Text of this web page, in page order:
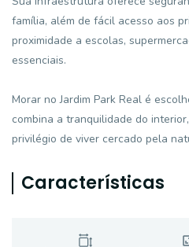
família, além de fácil acesso aos
proximidade a escolas,
essenciais.
Morar no Jardim Park Real é
combina a tranquilidade do
privilégio de viver cercado pela
Características